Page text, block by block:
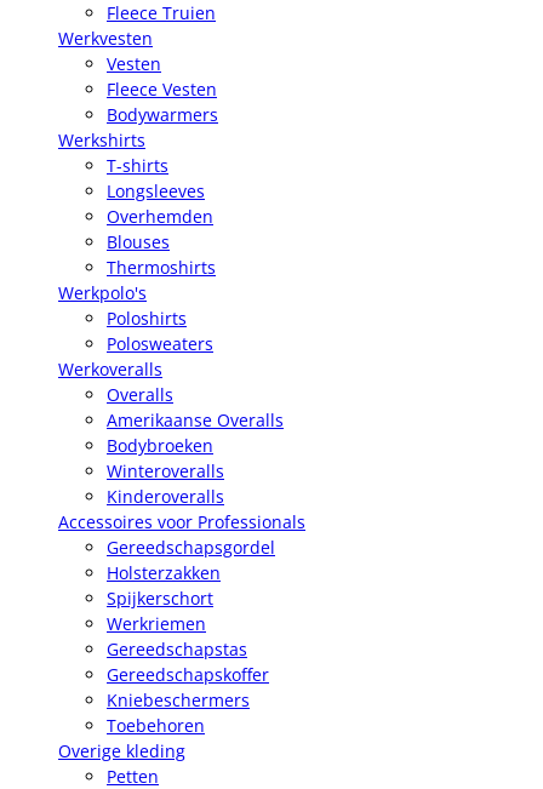
Fleece Truien
Werkvesten
Vesten
Fleece Vesten
Bodywarmers
Werkshirts
T-shirts
Longsleeves
Overhemden
Blouses
Thermoshirts
Werkpolo's
Poloshirts
Polosweaters
Werkoveralls
Overalls
Amerikaanse Overalls
Bodybroeken
Winteroveralls
Kinderoveralls
Accessoires voor Professionals
Gereedschapsgordel
Holsterzakken
Spijkerschort
Werkriemen
Gereedschapstas
Gereedschapskoffer
Kniebeschermers
Toebehoren
Overige kleding
Petten